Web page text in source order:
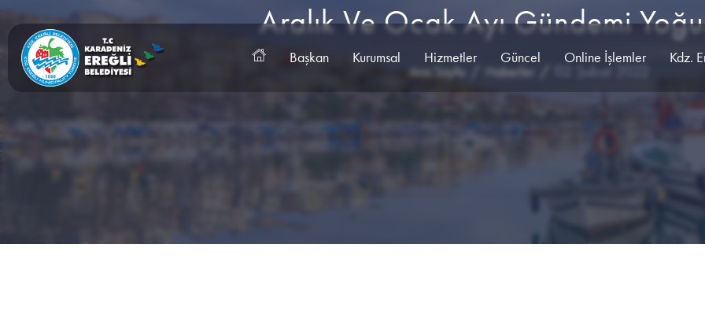
Başkan Kurumsal Hizmetler Güncel Online İşlemler Kdz.
Aralık Ve Ocak Ayı Gündemi
Ana Sayfa Haberler 02 Şubat 2022